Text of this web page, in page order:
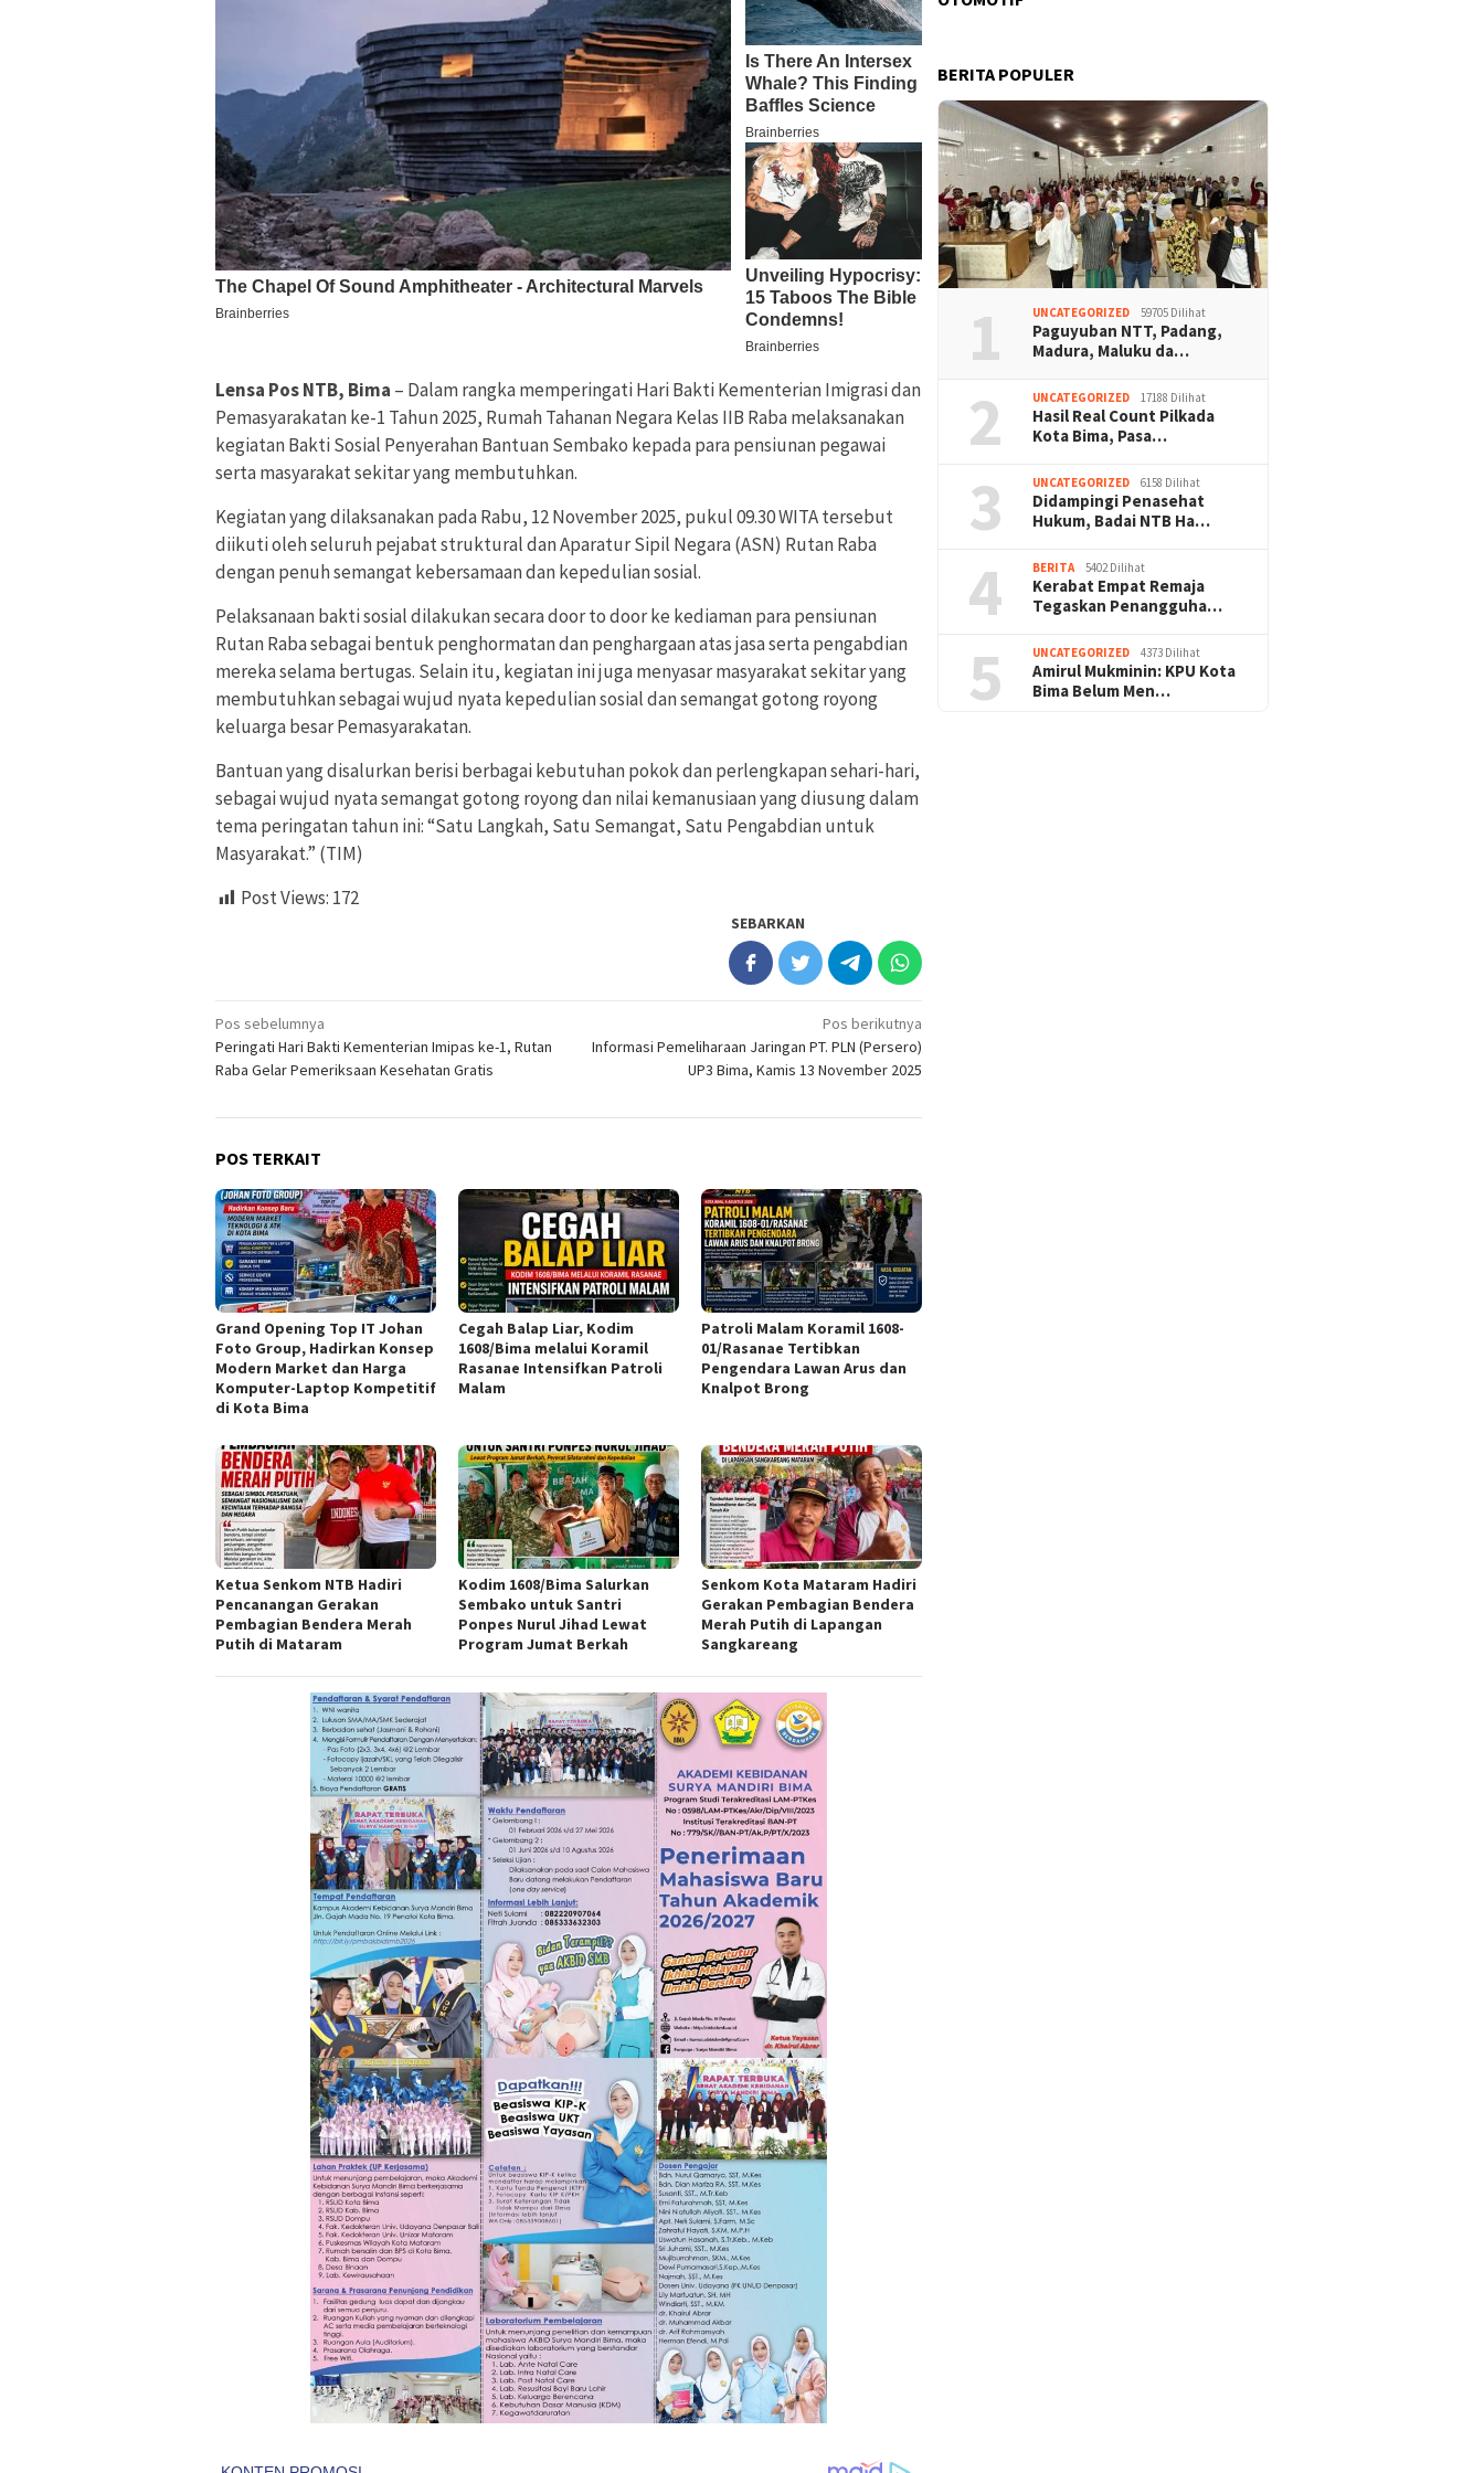
Lensa Pos NTB, Bima – Dalam rangka memperingati Hari Bakti Kementerian Imigrasi dan
Pemasyarakatan ke-1 Tahun 2025, Rumah Tahanan Negara Kelas IIB Raba melaksanakan
kegiatan Bakti Sosial Penyerahan Bantuan Sembako kepada para pensiunan pegawai
serta masyarakat sekitar yang membutuhkan.
Kegiatan yang dilaksanakan pada Rabu, 12 November 2025, pukul 09.30 WITA tersebut
diikuti oleh seluruh pejabat struktural dan Aparatur Sipil Negara (ASN) Rutan Raba
dengan penuh semangat kebersamaan dan kepedulian sosial.
Pelaksanaan bakti sosial dilakukan secara door to door ke kediaman para pensiunan
Rutan Raba sebagai bentuk penghormatan dan penghargaan atas jasa serta pengabdian
mereka selama bertugas. Selain itu, kegiatan ini juga menyasar masyarakat sekitar yang
membutuhkan sebagai wujud nyata kepedulian sosial dan semangat gotong royong
keluarga besar Pemasyarakatan.
Bantuan yang disalurkan berisi berbagai kebutuhan pokok dan perlengkapan sehari-hari,
sebagai wujud nyata semangat gotong royong dan nilai kemanusiaan yang diusung dalam
tema peringatan tahun ini: “Satu Langkah, Satu Semangat, Satu Pengabdian untuk
Masyarakat.” (TIM)
Post Views: 172
SEBARKAN
Navigasi
pos
Pos sebelumnya
Peringati Hari Bakti Kementerian Imipas ke-1, Rutan
Raba Gelar Pemeriksaan Kesehatan Gratis
Pos berikutnya
Informasi Pemeliharaan Jaringan PT. PLN (Persero)
UP3 Bima, Kamis 13 November 2025
POS TERKAIT
Grand Opening Top IT Johan
Foto Group, Hadirkan Konsep
Modern Market dan Harga
Komputer-Laptop Kompetitif
di Kota Bima
Cegah Balap Liar, Kodim
1608/Bima melalui Koramil
Rasanae Intensifkan Patroli
Malam
Patroli Malam Koramil 1608-
01/Rasanae Tertibkan
Pengendara Lawan Arus dan
Knalpot Brong
Ketua Senkom NTB Hadiri
Pencanangan Gerakan
Pembagian Bendera Merah
Putih di Mataram
Kodim 1608/Bima Salurkan
Sembako untuk Santri
Ponpes Nurul Jihad Lewat
Program Jumat Berkah
Senkom Kota Mataram Hadiri
Gerakan Pembagian Bendera
Merah Putih di Lapangan
Sangkareang
BERITA POPULER
1 UNCATEGORIZED 59705 Dilihat
Paguyuban NTT, Padang,
Madura, Maluku da…
2 UNCATEGORIZED 17188 Dilihat
Hasil Real Count Pilkada
Kota Bima, Pasa…
3 UNCATEGORIZED 6158 Dilihat
Didampingi Penasehat
Hukum, Badai NTB Ha…
4 BERITA 5402 Dilihat
Kerabat Empat Remaja
Tegaskan Penangguha…
5 UNCATEGORIZED 4373 Dilihat
Amirul Mukminin: KPU Kota
Bima Belum Men…